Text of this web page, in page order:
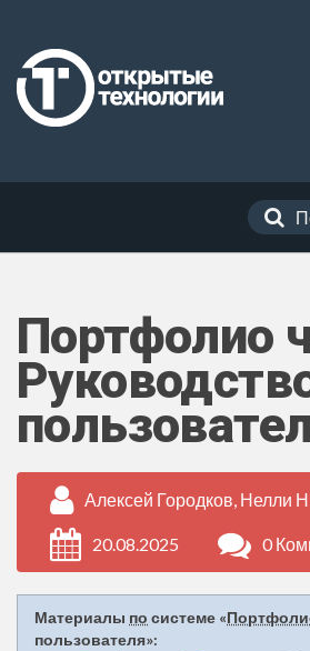
Портфолио
Алексей Городков, Нелли
20.08.2025 0
Материалы по системе «
пользователя»: